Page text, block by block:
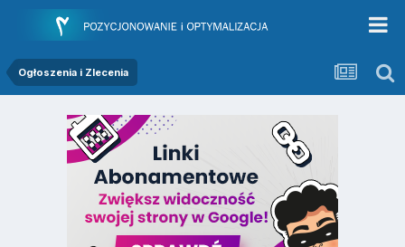
Ogłoszenia i Zlecenia